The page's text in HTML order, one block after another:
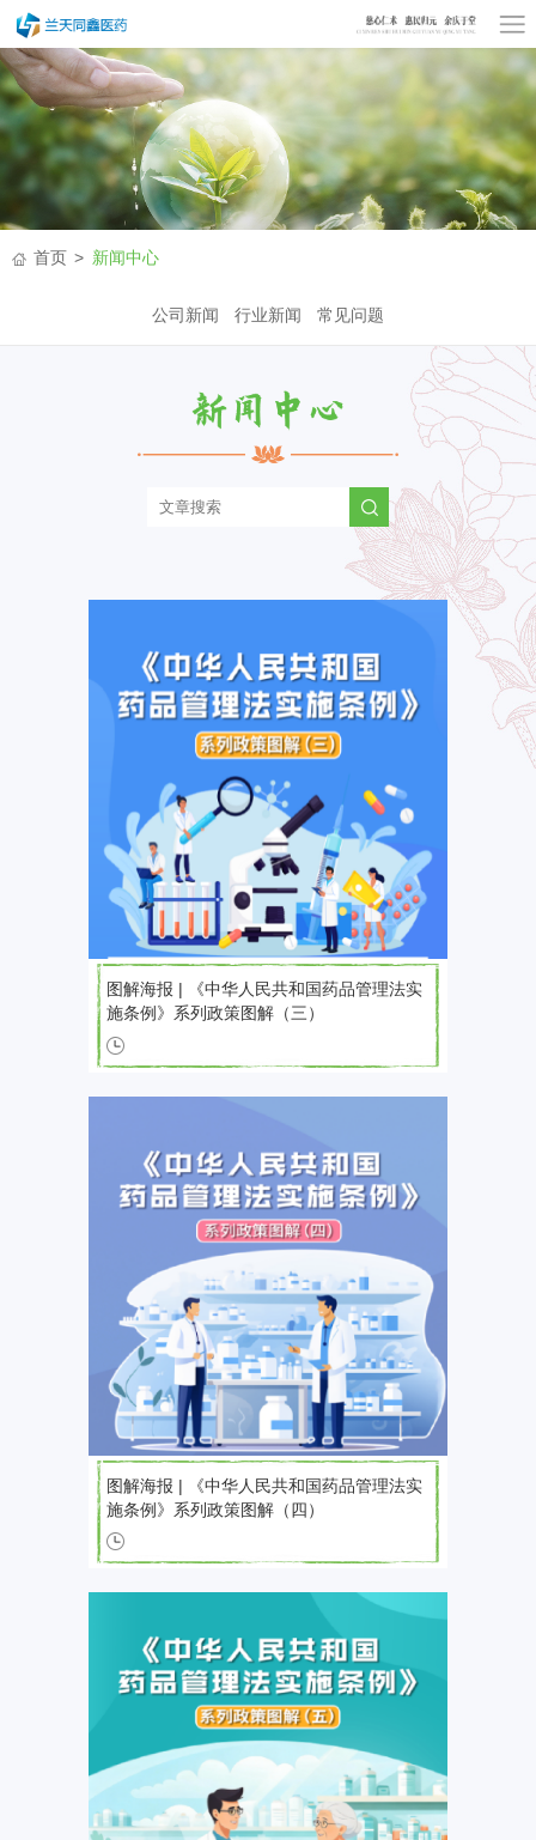
首页 新闻中心
公司新闻 行业新闻 常见问题
图解海报 | 《中华人民共和国药品管理法实
施条例》系列政策图解（三）
图解海报 | 《中华人民共和国药品管理法实
施条例》系列政策图解（四）